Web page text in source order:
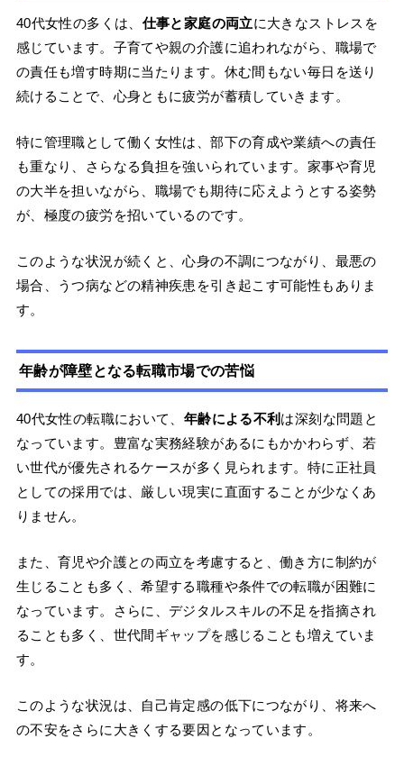
40代女性の多くは、 仕事と家庭の両立に大きなストレスを
感じています。子育てや親の介護に追われながら、職場で
の責任も増す時期に当たります。休む間もない毎日を送り
続けることで、心身ともに疲労が蓄積していきます。
特に管理職として働く女性は、部下の育成や業績への責任
も重なり、さらなる負担を強いられています。家事や育児
の大半を担いながら、職場でも期待に応えようとする姿勢
が、極度の疲労を招いているのです。
このような状況が続くと、心身の不調につながり、最悪の
場合、うつ病などの精神疾患を引き起こす可能性もありま
す。
年齢が障壁となる転職市場での苦悩
40代女性の転職において、 年齢による不利 は深刻な問題と
なっています。豊富な実務経験があるにもかかわらず、若
い世代が優先されるケースが多く見られます。特に正社員
としての採用では、厳しい現実に直面することが少なくあ
りません。
また、育児や介護との両立を考慮すると、働き方に制約が
生じることも多く、希望する職種や条件での転職が困難に
なっています。さらに、デジタルスキルの不足を指摘され
ることも多く、世代間ギャップを感じることも増えていま
す。
このような状況は、自己肯定感の低下につながり、将来へ
の不安をさらに大きくする要因となっています。